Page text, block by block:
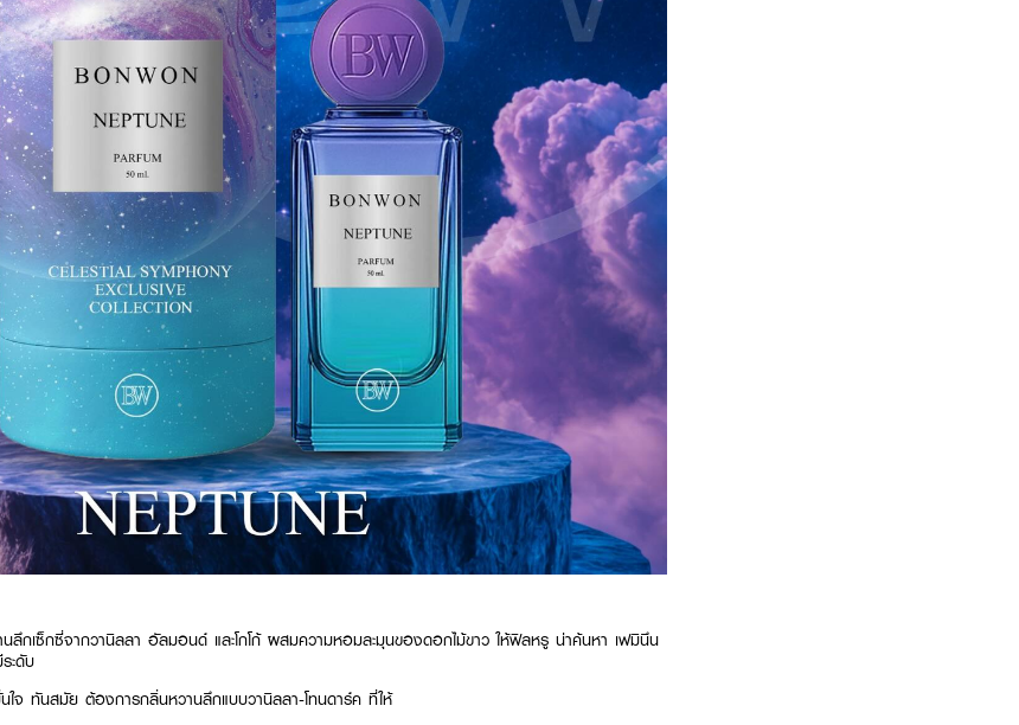
ลึกเซ็กซี่จากวานิลลา อัลมอนด์ และโกโก้ ผสมความหอมละมุนของดอกไม้ขาว ให้ฟิลหรู น่าค้นหา เฟมินึน
ะดับ
จ ทันสมัย ต้องการกลิ่นหวานลึกแบบวานิลลา-โทนดาร์ค ที่ให้